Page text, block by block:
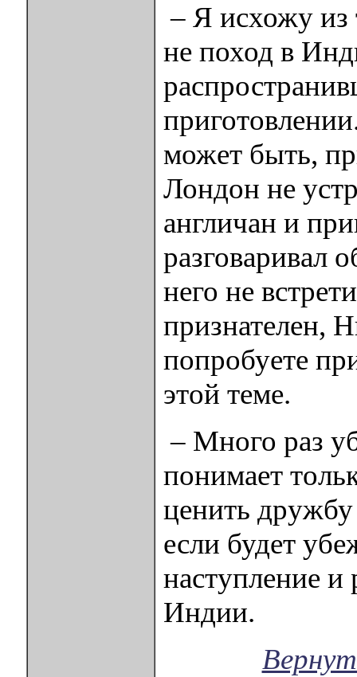
– Я исхожу из
не поход в
может быть,
Лондон не
англичан и
разговаривал
него не
признателен,
попробуете
этой теме.
– Много раз
понимает
ценить дружбу
если будет
наступление и
Индии.